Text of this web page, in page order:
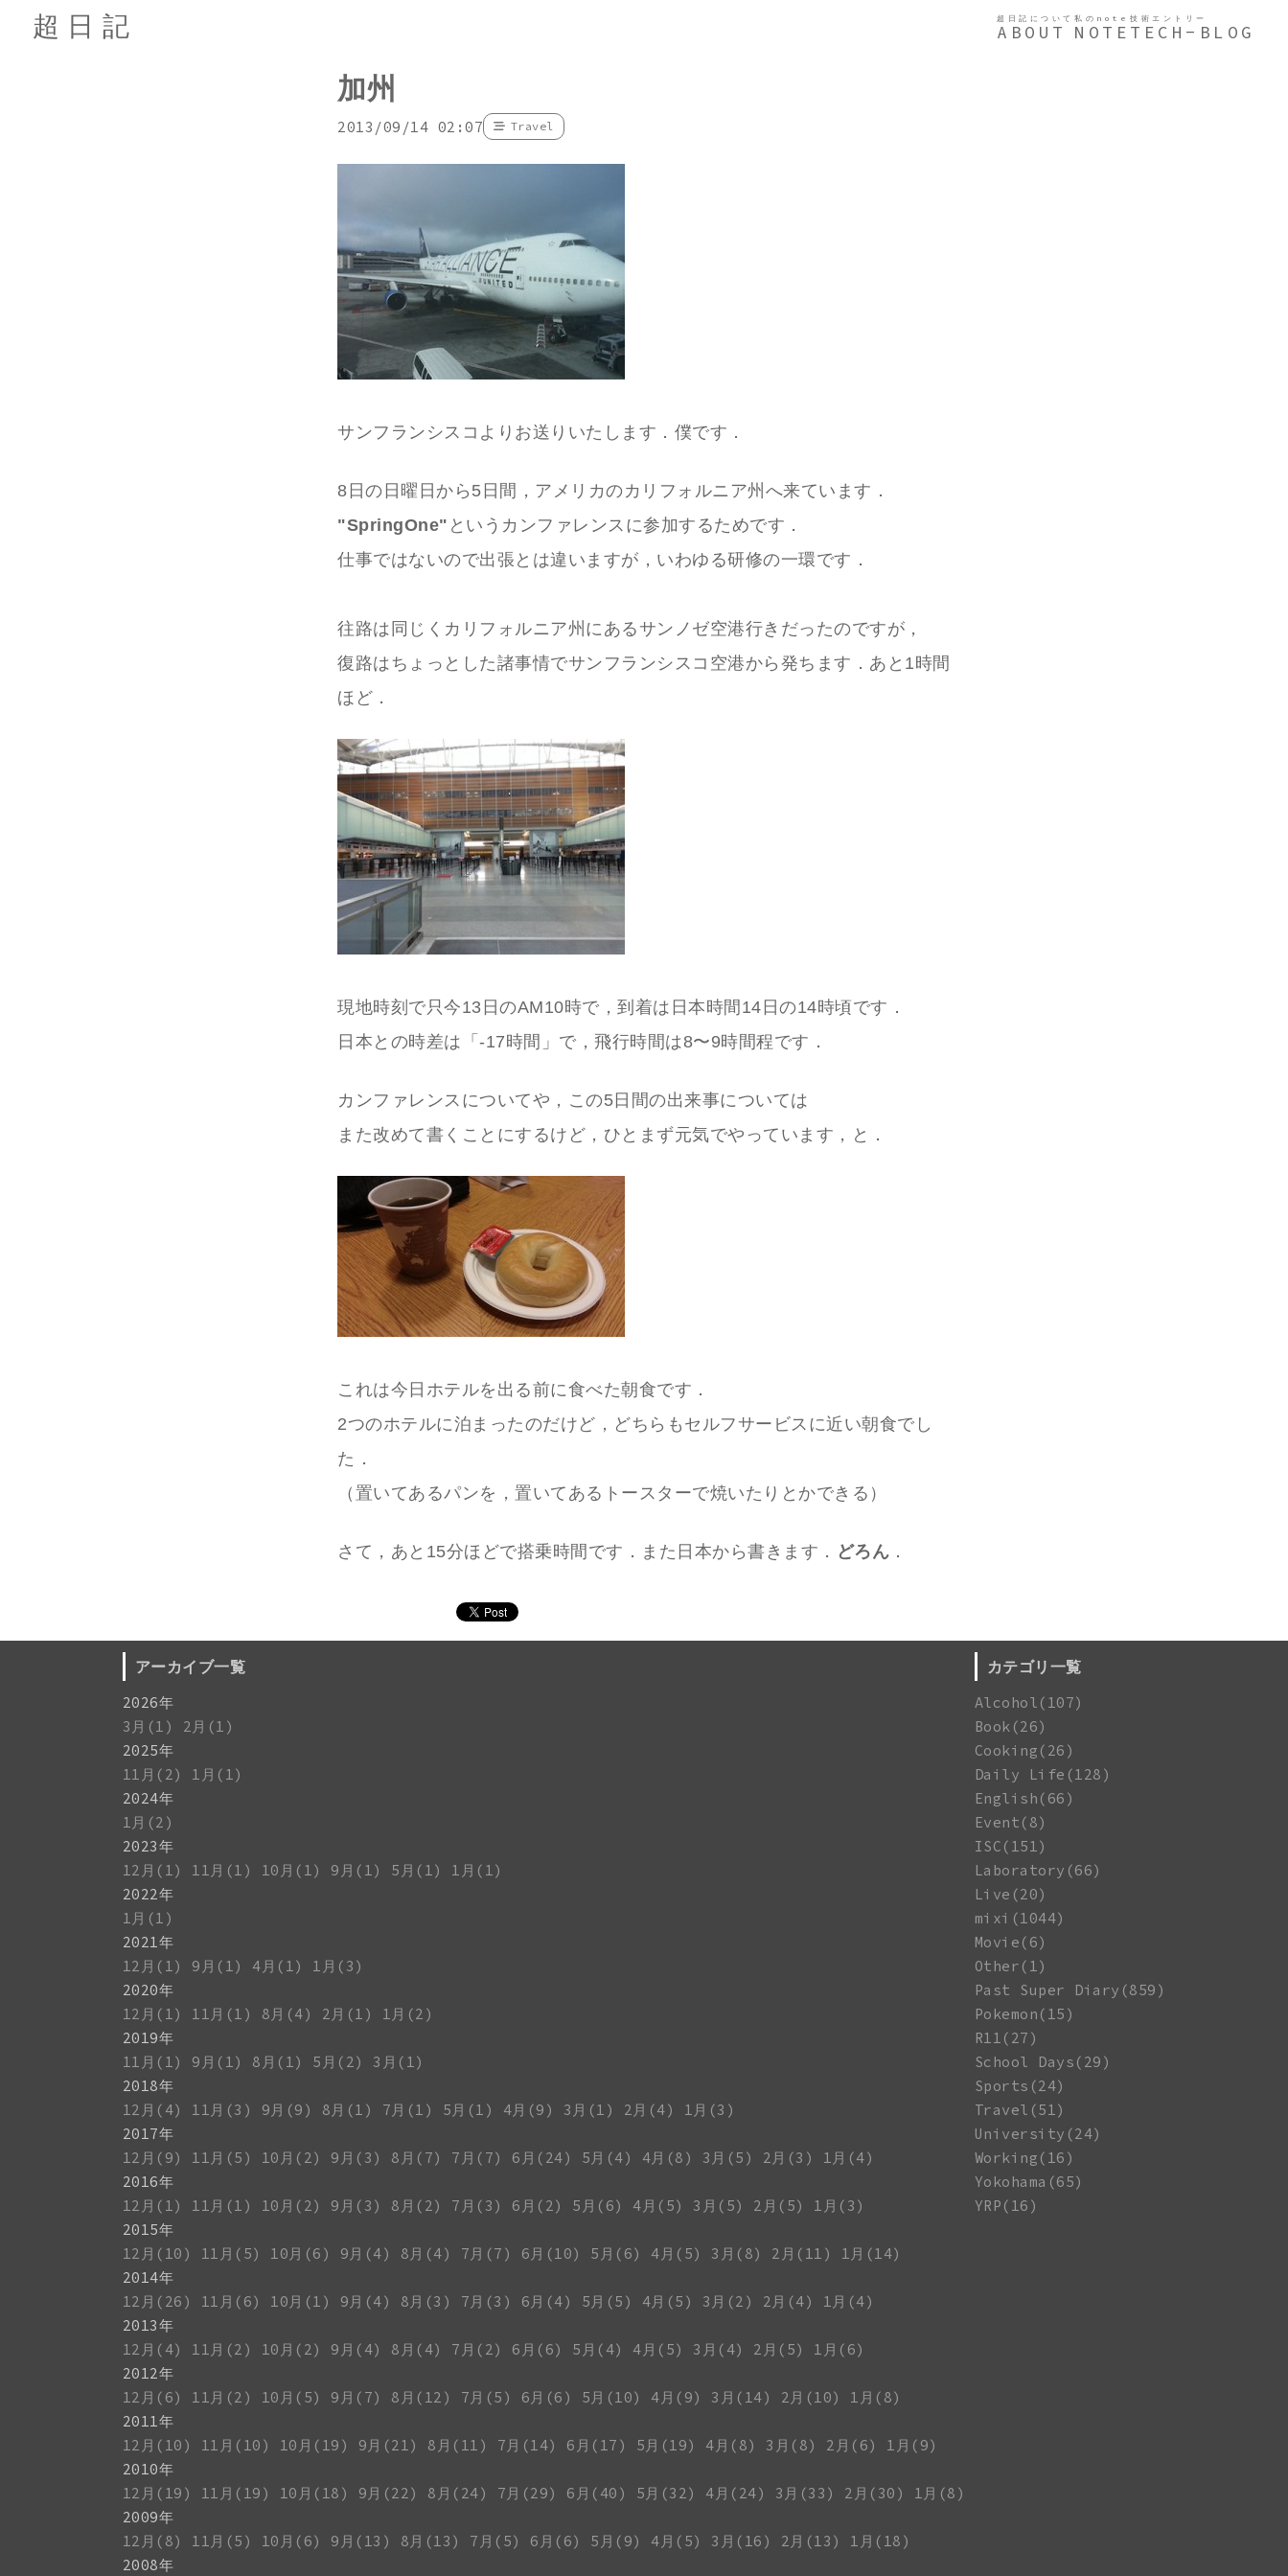
超日記 超日記について
ABOUT
私のnote
NOTE
技術エントリー
TECH-BLOG
加州
2013/09/14 02:07 Travel
サンフランシスコよりお送りいたします．僕です．
8日の日曜日から5日間，アメリカのカリフォルニア州へ来ています．
"SpringOne" というカンファレンスに参加するためです．
仕事ではないので出張とは違いますが，いわゆる研修の一環です．
往路は同じくカリフォルニア州にあるサンノゼ空港行きだったのですが，
復路はちょっとした諸事情でサンフランシスコ空港から発ちます．あと1時間
ほど．
現地時刻で只今13日のAM10時で，到着は日本時間14日の14時頃です．
日本との時差は「-17時間」で，飛行時間は8〜9時間程です．
カンファレンスについてや，この5日間の出来事については
また改めて書くことにするけど，ひとまず元気でやっています，と．
これは今日ホテルを出る前に食べた朝食です．
2つのホテルに泊まったのだけど，どちらもセルフサービスに近い朝食でし
た．
（置いてあるパンを，置いてあるトースターで焼いたりとかできる）
さて，あと15分ほどで搭乗時間です．また日本から書きます． どろん ．
アーカイブ一覧
2026年
3月(1)
2月(1)
2025年
11月(2)
1月(1)
2024年
1月(2)
2023年
12月(1)
11月(1) 10月(1) 9月(1) 5月(1)
1月(1)
2022年
1月(1)
2021年
12月(1)
9月(1) 4月(1)
1月(3)
2020年
12月(1)
11月(1) 8月(4) 2月(1)
1月(2)
2019年
11月(1)
9月(1) 8月(1) 5月(2)
3月(1)
2018年
12月(4)
11月(3) 9月(9) 8月(1) 7月(1) 5月(1) 4月(9) 3月(1) 2月(4)
1月(3)
2017年
12月(9)
11月(5) 10月(2) 9月(3) 8月(7) 7月(7) 6月(24) 5月(4) 4月(8) 3月(5) 2月(3)
1月(4)
2016年
12月(1)
11月(1) 10月(2) 9月(3) 8月(2) 7月(3) 6月(2) 5月(6) 4月(5) 3月(5) 2月(5)
1月(3)
2015年
12月(10)
11月(5) 10月(6) 9月(4) 8月(4) 7月(7) 6月(10) 5月(6) 4月(5) 3月(8) 2月(11)
1月(14)
2014年
12月(26)
11月(6) 10月(1) 9月(4) 8月(3) 7月(3) 6月(4) 5月(5) 4月(5) 3月(2) 2月(4)
1月(4)
2013年
12月(4)
11月(2) 10月(2) 9月(4) 8月(4) 7月(2) 6月(6) 5月(4) 4月(5) 3月(4) 2月(5)
1月(6)
2012年
12月(6)
11月(2) 10月(5) 9月(7) 8月(12) 7月(5) 6月(6) 5月(10) 4月(9) 3月(14) 2月(10)
1月(8)
2011年
12月(10)
11月(10) 10月(19) 9月(21) 8月(11) 7月(14) 6月(17) 5月(19) 4月(8) 3月(8) 2月(6)
1月(9)
2010年
12月(19)
11月(19) 10月(18) 9月(22) 8月(24) 7月(29) 6月(40) 5月(32) 4月(24) 3月(33) 2月(30)
1月(8)
2009年
12月(8)
11月(5) 10月(6) 9月(13) 8月(13) 7月(5) 6月(6) 5月(9) 4月(5) 3月(16) 2月(13)
1月(18)
2008年
カテゴリ一覧
Alcohol(107)
Book(26)
Cooking(26)
Daily Life(128)
English(66)
Event(8)
ISC(151)
Laboratory(66)
Live(20)
mixi(1044)
Movie(6)
Other(1)
Past Super Diary(859)
Pokemon(15)
R11(27)
School Days(29)
Sports(24)
Travel(51)
University(24)
Working(16)
Yokohama(65)
YRP(16)